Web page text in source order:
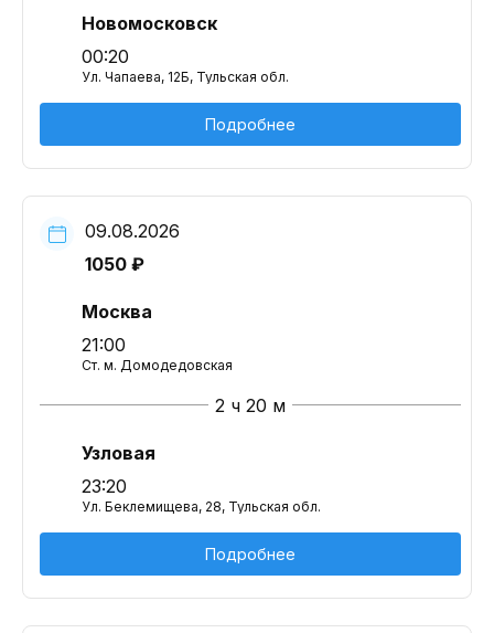
Новомосковск
00:20
Ул. Чапаева, 12Б, Тульская обл.
Подробнее
09.08.2026
1050 ₽
Москва
21:00
Ст. м. Домодедовская
2 ч 20 м
Узловая
23:20
Ул. Беклемищева, 28, Тульская обл.
Подробнее